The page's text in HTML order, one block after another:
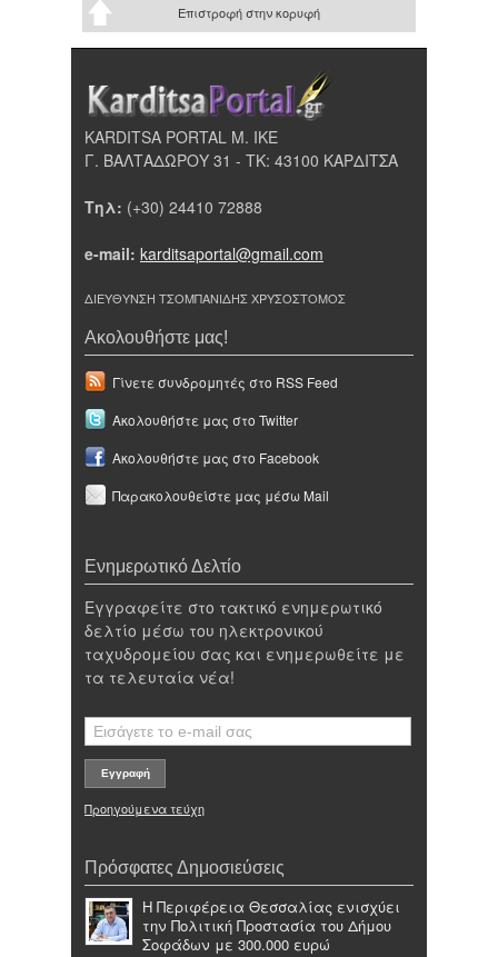
Επιστροφή στην κορυφή
KARDITSA PORTAL Μ. ΙΚΕ
Γ. ΒΑΛΤΑΔΩΡΟΥ 31 - ΤΚ: 43100 ΚΑΡΔΙΤΣΑ
Τηλ: (+30) 24410 72888
e-mail: karditsaportal@gmail.com
ΔΙΕΥΘΥΝΣΗ ΤΣΟΜΠΑΝΙΔΗΣ ΧΡΥΣΟΣΤΟΜΟΣ
Ακολουθήστε μας!
Γίνετε συνδρομητές στο RSS Feed
Ακολουθήστε μας στο Twitter
Ακολουθήστε μας στο Facebook
Παρακολουθείστε μας μέσω Mail
Ενημερωτικό Δελτίο
Εγγραφείτε στο τακτικό ενημερωτικό
δελτίο μέσω του ηλεκτρονικού
ταχυδρομείου σας και ενημερωθείτε με
τα τελευταία νέα!
Προηγούμενα τεύχη
Πρόσφατες Δημοσιεύσεις
Η Περιφέρεια Θεσσαλίας ενισχύει
την Πολιτική Προστασία του Δήμου
Σοφάδων με 300.000 ευρώ